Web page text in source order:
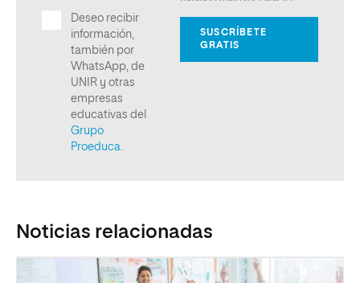
Noticias relacionadas